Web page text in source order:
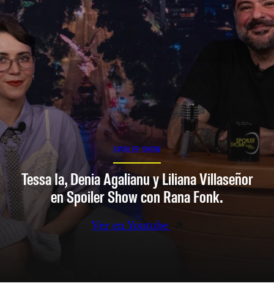
SPOILER SHOW
Tessa Ia, Denia Agalianu y Liliana Villaseñor
en Spoiler Show con Rana Fonk.
Ver en Youtube